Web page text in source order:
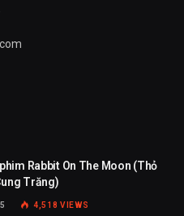
Rabbit On The Moon (Thỏ
Trăng)
4,518VIEWS